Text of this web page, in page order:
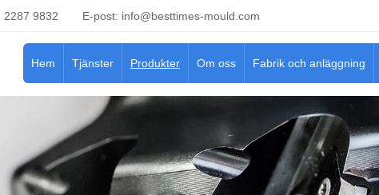
2287 9832 E-post: info@besttimes-mould.com
Hem Tjänster Produkter Om oss Fabrik och anläggning